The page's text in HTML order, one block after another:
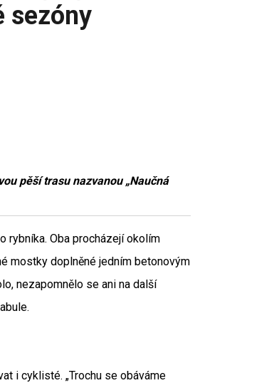
sezóny
pěší trasu nazvanou „Naučná
rybníka. Oba procházejí okolím
mostky doplněné jedním betonovým
nezapomnělo se ani na další
i cyklisté. „Trochu se obáváme